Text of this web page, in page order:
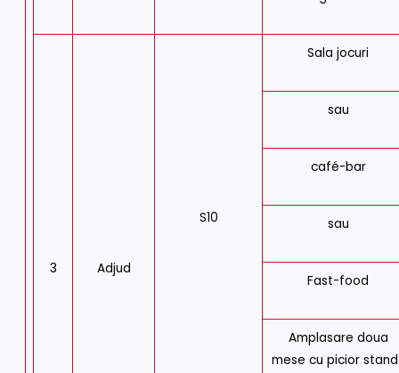
3 Adjud
S10
Sala jocuri
sau
café-bar
sau
Fast-food
Amplasare doua
mese cu picior